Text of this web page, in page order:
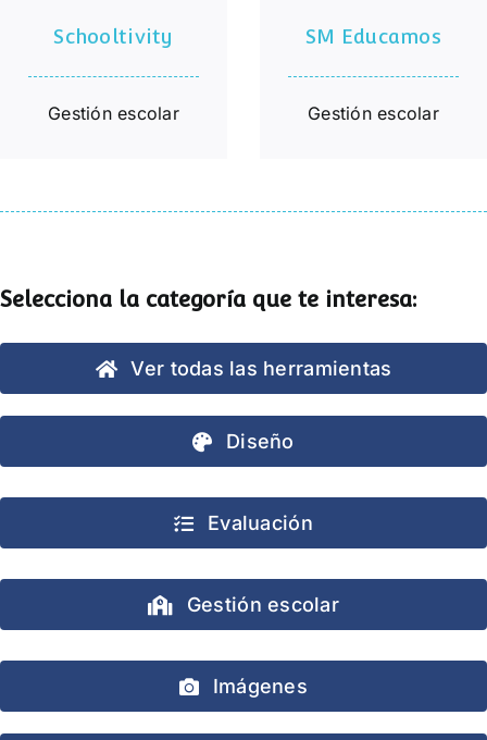
Schooltivity
Gestión escolar
SM Educamos
Gestión escolar
Selecciona la categoría que te interesa:
Ver todas las herramientas
Diseño
Evaluación
Gestión escolar
Imágenes